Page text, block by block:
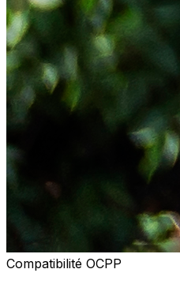
Compatibilité OCPP